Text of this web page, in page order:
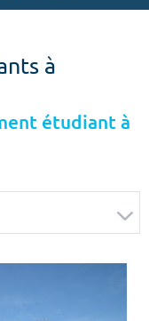
à
étudiant à